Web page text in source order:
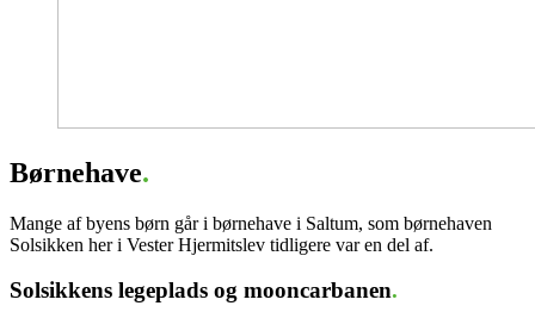
Børnehave.
Mange af byens børn går i børnehave i Saltum, som børnehaven
Solsikken her i Vester Hjermitslev tidligere var en del af.
Solsikkens legeplads og mooncarbanen.